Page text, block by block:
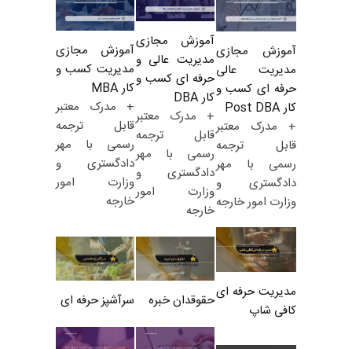
آموزش مجازی
مدیریت عالی
حرفه ای کسب و
کار Post DBA
+ مدرک معتبر
قابل ترجمه
رسمی با مهر
دادگستری و
وزارت امور خارجه
آموزش مجازی
مدیریت عالی و
حرفه ای کسب و
کار DBA
+ مدرک معتبر
قابل ترجمه
رسمی با مهر
دادگستری و
وزارت امور
خارجه
آموزش مجازی
مدیریت کسب و
کار MBA
+ مدرک معتبر
قابل ترجمه
رسمی با مهر
دادگستری و
وزارت امور
خارجه
مدیریت حرفه ای
کافی شاپ
حقوقدان خبره سرآشپز حرفه ای